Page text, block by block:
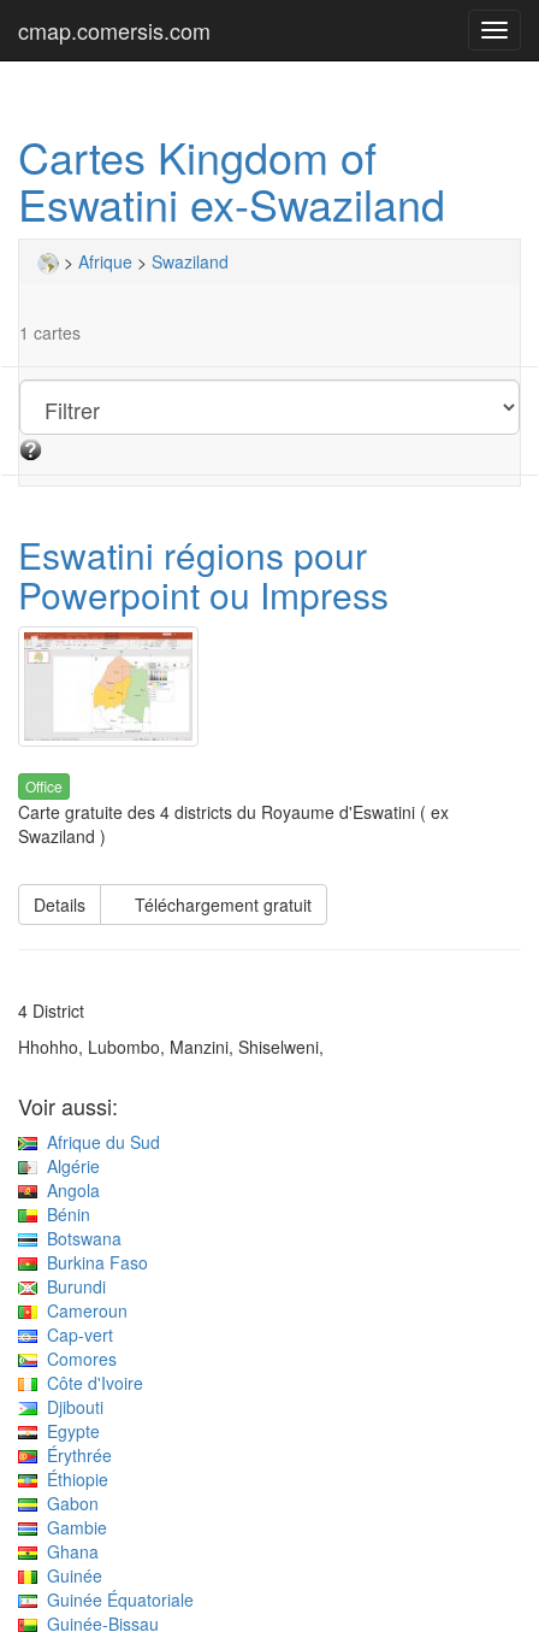
cmap.comersis.com
Cartes Kingdom of
Eswatini ex-Swaziland
> Afrique > Swaziland
1 cartes
Eswatini régions pour
Powerpoint ou Impress
Office
Carte gratuite des 4 districts du Royaume d'Eswatini ( ex
Swaziland )
Details Téléchargement gratuit
4 District
Hhohho, Lubombo, Manzini, Shiselweni,
Voir aussi:
Afrique du Sud
Algérie
Angola
Bénin
Botswana
Burkina Faso
Burundi
Cameroun
Cap-vert
Comores
Côte d'Ivoire
Djibouti
Egypte
Érythrée
Éthiopie
Gabon
Gambie
Ghana
Guinée
Guinée Équatoriale
Guinée-Bissau